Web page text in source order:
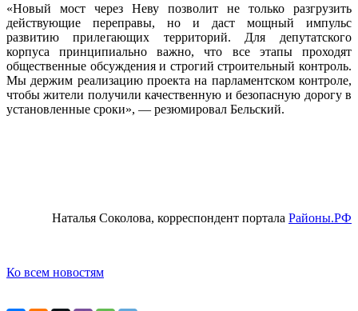
«Новый мост через Неву позволит не только разгрузить
действующие переправы, но и даст мощный импульс
развитию прилегающих территорий. Для депутатского
корпуса принципиально важно, что все этапы проходят
общественные обсуждения и строгий строительный контроль.
Мы держим реализацию проекта на парламентском контроле,
чтобы жители получили качественную и безопасную дорогу в
установленные сроки», — резюмировал Бельский.
Наталья Соколова, корреспондент портала Районы.РФ
Ко всем новостям